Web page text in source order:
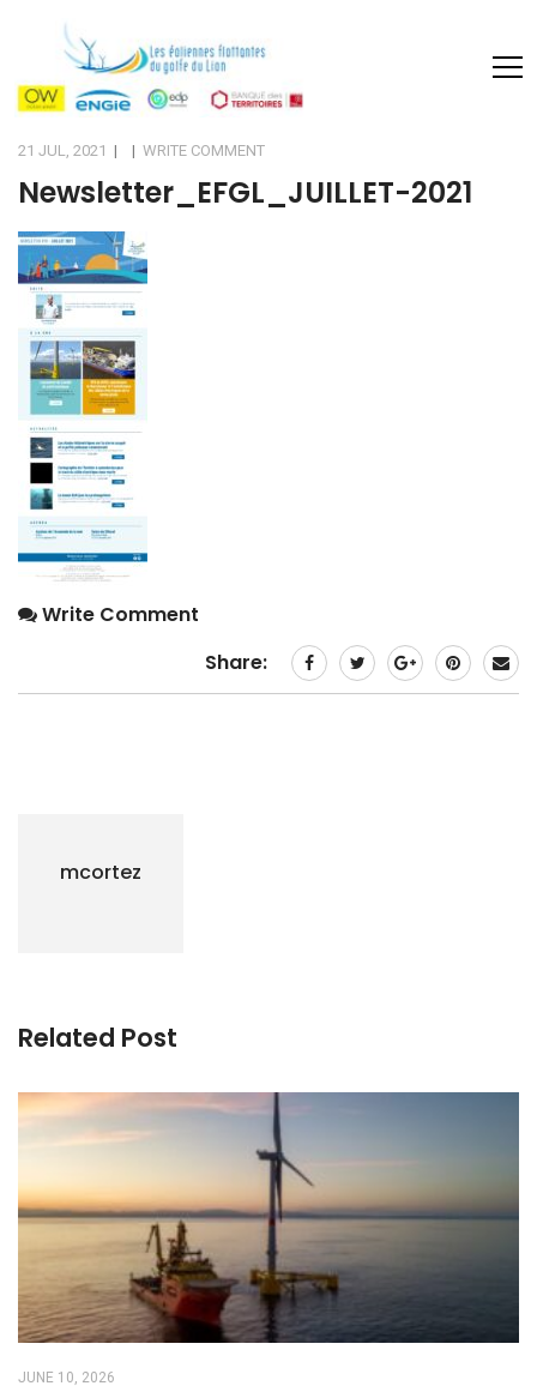
21 JUL, 2021 | | WRITE COMMENT
Newsletter_EFGL_JUILLET-2021
Write Comment
Share:
mcortez
Related Post
JUNE 10, 2026